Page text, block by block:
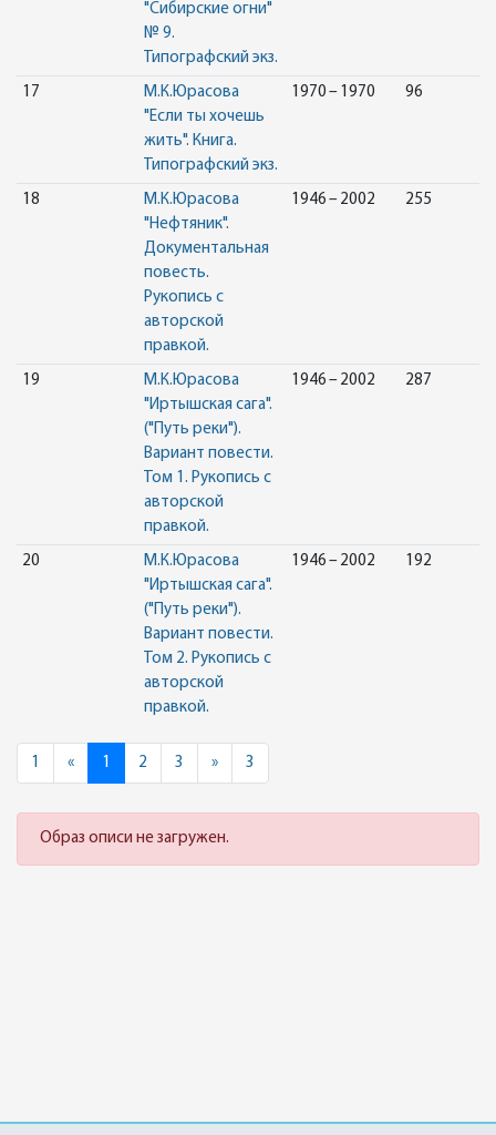
"Сибирские огни"
№ 9.
Типографский экз.
17
М.К.Юрасова
"Если ты хочешь
жить". Книга.
Типографский экз.
1970 – 1970 96
18
М.К.Юрасова
"Нефтяник".
Документальная
повесть.
Рукопись с
авторской
правкой.
1946 – 2002 255
19
М.К.Юрасова
"Иртышская сага".
("Путь реки").
Вариант повести.
Том 1. Рукопись с
авторской
правкой.
1946 – 2002 287
20
М.К.Юрасова
"Иртышская сага".
("Путь реки").
Вариант повести.
Том 2. Рукопись с
авторской
правкой.
1946 – 2002 192
1 «Previous
1 2 3 »Next3
Образ описи не загружен.